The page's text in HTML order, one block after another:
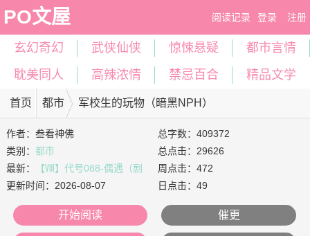
PO文屋 阅读记录 登录 注册
玄幻奇幻 武侠仙侠 惊悚悬疑
都市言情
耽美同人
高辣浓情 禁忌百合 精品文学
首页 都市 军校生的玩物（暗黑NPH）
作者：叁看神佛
类别：都市
最新：
【Ⅷ】代号088-偶遇（剧
情）
更新时间： 2026-08-07
总字数：409372
总点击：29626
周点击：472
日点击：49
开始阅读 催更